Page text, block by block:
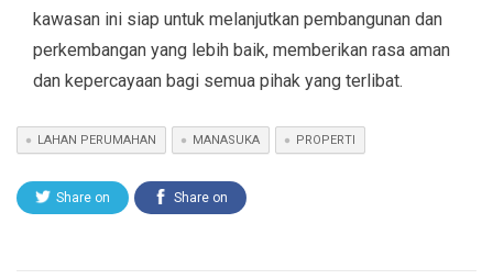
kawasan ini siap untuk melanjutkan pembangunan dan
perkembangan yang lebih baik, memberikan rasa aman
dan kepercayaan bagi semua pihak yang terlibat.
LAHAN PERUMAHAN MANASUKA PROPERTI
Share on Share on